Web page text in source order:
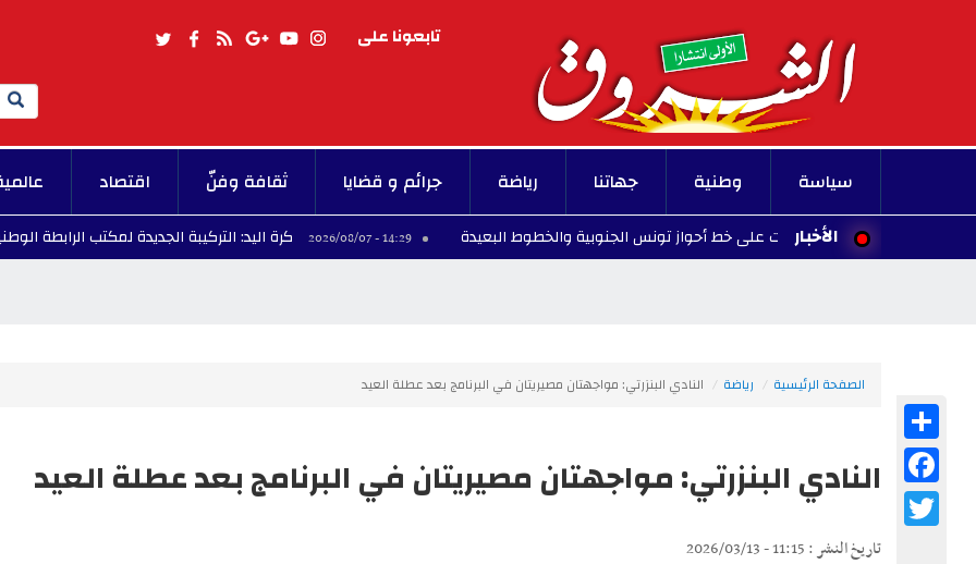
تابعونا على
Search
سياسة وطنية جهاتنا رياضة جرائم و قضايا ثقافة وفنّ اقتصاد
الأخبار
حركة القطارات على خط أحواز تونس الجنوبية والخطوط البعيدة 14:29 - 2026/08/07 كرة اليد: التركيبة الجديدة لمكتب الرابطة الوطنية 2026/08/07
الصفحة الرئيسية رياضة النادي البنزرتي: مواجهتان مصيريتان في البرنامج بعد عطلة العيد
النادي البنزرتي: مواجهتان مصيريتان في البرنامج بعد عطلة العيد
تاريخ النشر : 11:15 - 2026/03/13
Facebook
Twitter